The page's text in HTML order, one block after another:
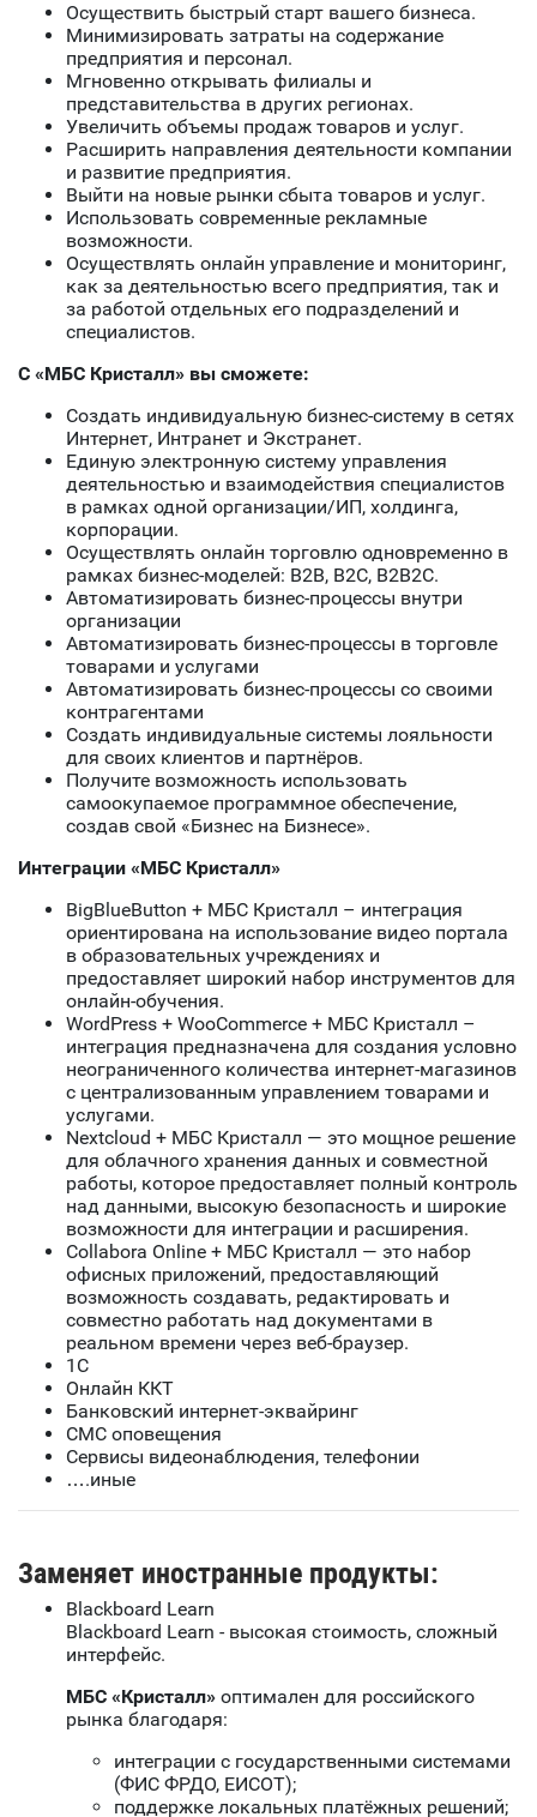
Осуществить быстрый старт вашего бизнеса.
Минимизировать затраты на содержание
предприятия и персонал.
Мгновенно открывать филиалы и
представительства в других регионах.
Увеличить объемы продаж товаров и услуг.
Расширить направления деятельности компании
и развитие предприятия.
Выйти на новые рынки сбыта товаров и услуг.
Использовать современные рекламные
возможности.
Осуществлять онлайн управление и мониторинг,
как за деятельностью всего предприятия, так и
за работой отдельных его подразделений и
специалистов.
С «МБС Кристалл» вы сможете:
Создать индивидуальную бизнес-систему в сетях
Интернет, Интранет и Экстранет.
Единую электронную систему управления
деятельностью и взаимодействия специалистов
в рамках одной организации/ИП, холдинга,
корпорации.
Осуществлять онлайн торговлю одновременно в
рамках бизнес-моделей: B2B, В2С, B2B2C.
Автоматизировать бизнес-процессы внутри
организации
Автоматизировать бизнес-процессы в торговле
товарами и услугами
Автоматизировать бизнес-процессы со своими
контрагентами
Создать индивидуальные системы лояльности
для своих клиентов и партнёров.
Получите возможность использовать
самоокупаемое программное обеспечение,
создав свой «Бизнес на Бизнесе».
Интеграции «МБС Кристалл»
BigBlueButton + МБС Кристалл – интеграция
ориентирована на использование видео портала
в образовательных учреждениях и
предоставляет широкий набор инструментов для
онлайн-обучения.
WordPress + WooCommerce + МБС Кристалл –
интеграция предназначена для создания условно
неограниченного количества интернет-магазинов
с централизованным управлением товарами и
услугами.
Nextcloud + МБС Кристалл — это мощное решение
для облачного хранения данных и совместной
работы, которое предоставляет полный контроль
над данными, высокую безопасность и широкие
возможности для интеграции и расширения.
Collabora Online + МБС Кристалл — это набор
офисных приложений, предоставляющий
возможность создавать, редактировать и
совместно работать над документами в
реальном времени через веб-браузер.
1С
Онлайн ККТ
Банковский интернет-эквайринг
СМС оповещения
Сервисы видеонаблюдения, телефонии
….иные
Заменяет иностранные продукты:
Blackboard Learn
Blackboard Learn - высокая стоимость, сложный
интерфейс.
МБС «Кристалл» оптимален для российского
рынка благодаря:
интеграции с государственными системами
(ФИС ФРДО, ЕИСОТ);
поддержке локальных платёжных решений;